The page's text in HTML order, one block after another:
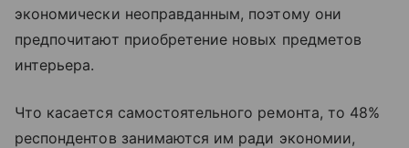
экономически неоправданным, поэтому они
предпочитают приобретение новых предметов
интерьера.
Что касается самостоятельного ремонта, то 48%
респондентов занимаются им ради экономии,